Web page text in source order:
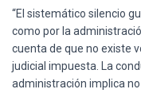
“El sistemático silencio
como por la
cuenta de que no existe
judicial impuesta. La
administración implica